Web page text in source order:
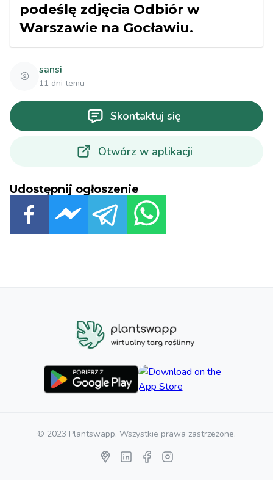
podeślę zdjęcia Odbiór w
Warszawie na Gocławiu.
sansi
11 dni temu
Skontaktuj się
Otwórz w aplikacji
Udostępnij ogłoszenie
© 2023 Plantswapp. Wszystkie prawa zastrzeżone.